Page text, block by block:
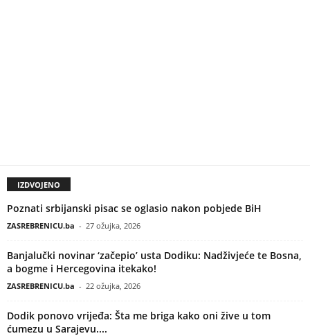
IZDVOJENO
Poznati srbijanski pisac se oglasio nakon pobjede BiH
ZASREBRENICU.ba - 27 ožujka, 2026
Banjalučki novinar ‘začepio’ usta Dodiku: Nadživjeće te Bosna,
a bogme i Hercegovina itekako!
ZASREBRENICU.ba - 22 ožujka, 2026
Dodik ponovo vrijeđa: Šta me briga kako oni žive u tom
ćumezu u Sarajevu....